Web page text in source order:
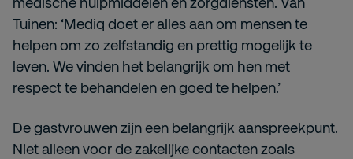
Tuinen: ‘Mediq doet er alles aan om mensen te
helpen om zo zelfstandig en prettig mogelijk te
leven. We vinden het belangrijk om hen met
respect te behandelen en goed te helpen.’
De gastvrouwen zijn een belangrijk aanspreekpunt.
Niet alleen voor de zakelijke contacten zoals